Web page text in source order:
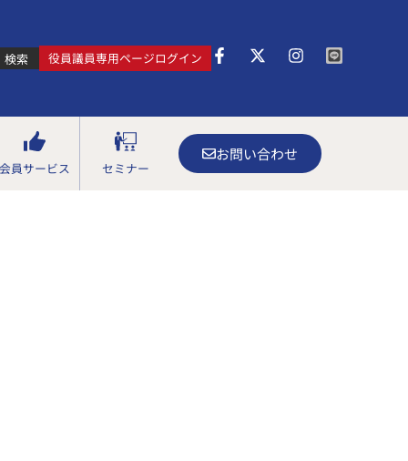
検索 役員議員専用ページログイン
員サービス セミナー
お問い合わせ